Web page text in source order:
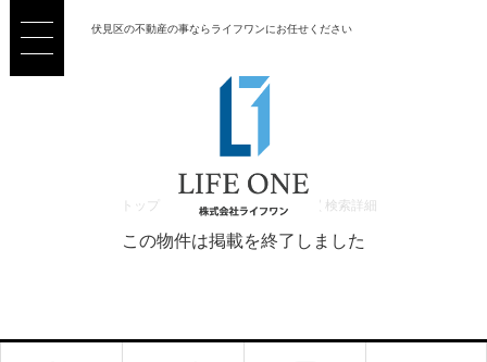
伏見区の不動産の事ならライフワンにお任せください
トップ 売買 検索一覧 売買 検索詳細
この物件は掲載を終了しました